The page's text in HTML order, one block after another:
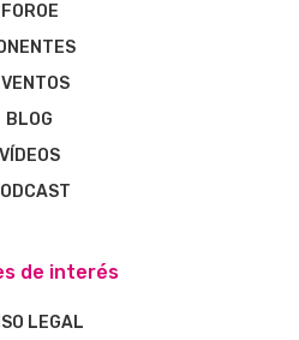
FOROE
BLOG
VÍDEOS
de interés
LEGAL